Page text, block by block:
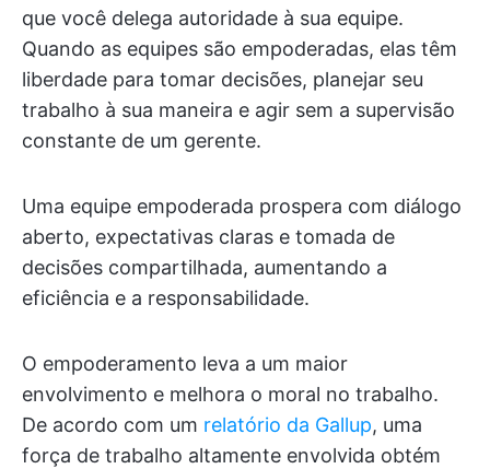
que você delega autoridade à sua equipe.
Quando as equipes são empoderadas, elas têm
liberdade para tomar decisões, planejar seu
trabalho à sua maneira e agir sem a supervisão
constante de um gerente.
Uma equipe empoderada prospera com diálogo
aberto, expectativas claras e tomada de
decisões compartilhada, aumentando a
eficiência e a responsabilidade.
O empoderamento leva a um maior
envolvimento e melhora o moral no trabalho.
De acordo com um relatório da Gallup, uma
força de trabalho altamente envolvida obtém